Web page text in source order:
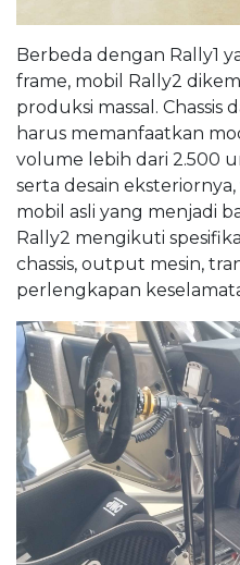
Berbeda dengan Rally1
frame, mobil Rally2
produksi massal. Chassis
harus memanfaatkan
volume lebih dari 2.500
serta desain
mobil asli yang menjadi
Rally2 mengikuti
chassis, output mesin,
perlengkapan